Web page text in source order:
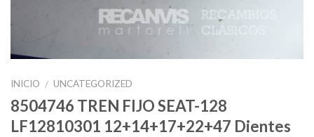
INICIO / UNCATEGORIZED
8504746 TREN FIJO SEAT-128
LF12810301 12+14+17+22+47 Dientes